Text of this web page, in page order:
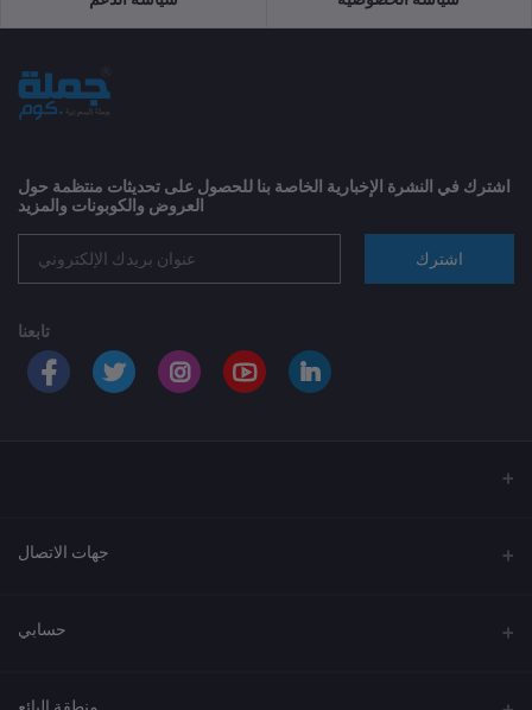
اشترك في النشرة الإخبارية الخاصة بنا للحصول على تحديثات منتظمة حول
العروض والكوبونات والمزيد
اشترك
تابعنا
جهات الاتصال
العنوان
920033037
حسابي
تسجيل الدخول